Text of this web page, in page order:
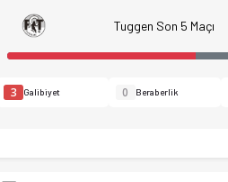
Tuggen Son 5 Maçı
3 Galibiyet 0 Beraberlik